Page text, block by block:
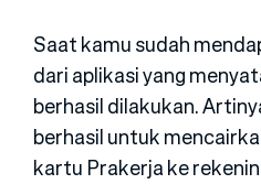
Saat kamu sudah
dari aplikasi yang
berhasil dilakukan.
berhasil untuk
kartu Prakerja ke